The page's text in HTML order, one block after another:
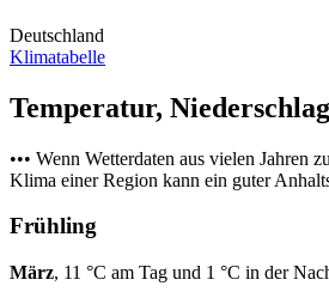
Deutschland
Klimatabelle
Temperatur,
••• Wenn Wetterdaten aus vielen Jahren
Klima einer Region kann ein guter
Frühling
März, 11 °C am Tag und 1 °C in der